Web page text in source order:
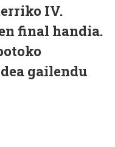
IV.
final handia.
gailendu